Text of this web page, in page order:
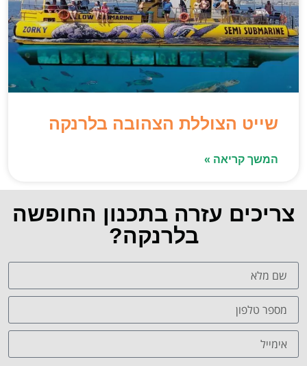
שייט הצוללת הצהובה בלרנקה
המשך קריאה »
צריכים עזרה בתכנון החופשה
בלרנקה?